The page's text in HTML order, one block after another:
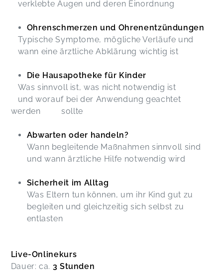
verklebte Augen und deren Einordnung
Ohrenschmerzen und Ohrenentzündungen
Typische Symptome, mögliche Verläufe und
wann eine ärztliche Abklärung wichtig ist
Die Hausapotheke für Kinder
Was sinnvoll ist, was nicht notwendig ist
und worauf bei der Anwendung geachtet
werden sollte
Abwarten oder handeln?
Wann begleitende Maßnahmen sinnvoll sind
und wann ärztliche Hilfe notwendig wird
Sicherheit im Alltag
Was Eltern tun können, um ihr Kind gut zu
begleiten und gleichzeitig sich selbst zu
entlasten
Live-Onlinekurs
Dauer: ca. 3 Stunden